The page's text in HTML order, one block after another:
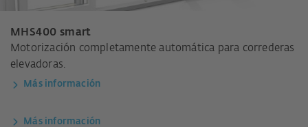
MHS400 smart
Motorización completamente automática para correderas
elevadoras.
Más información
Más información